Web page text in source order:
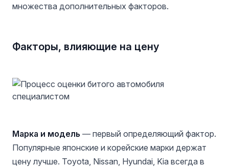
множества дополнительных факторов.
Факторы, влияющие на цену
Марка и модель — первый определяющий фактор.
Популярные японские и корейские марки держат
цену лучше. Toyota, Nissan, Hyundai, Kia всегда в